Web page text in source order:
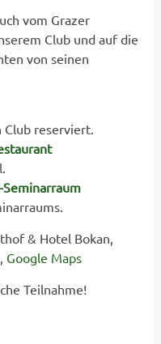
vom Grazer
Club und auf die
von seinen
Club reserviert.
& Hotel Bokan,
Google Maps
Teilnahme!